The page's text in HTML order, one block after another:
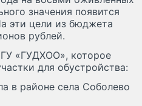
значения появится
эти цели из бюджета
рублей.
«ГУДХОО», которое
для обустройства:
в районе села Соболево